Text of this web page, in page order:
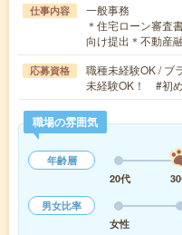
仕事内容
一般事務
＊住宅ローン審査
向け提出＊不動産
応募資格
職種未経験OK / ブ
未経験OK！ #初
職場の雰囲気
年齢層
20代
男女比率
女性